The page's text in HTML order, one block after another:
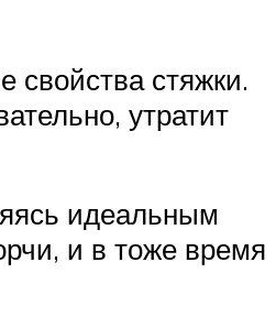
свойства стяжки.
утратит
идеальным
и в тоже время